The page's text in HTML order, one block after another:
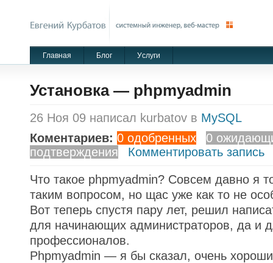
Главная Блог Уcлуги
Установка — phpmyadmin
26 Ноя 09 написал kurbatov в MySQL
Коментариев: 0 одобренных
0
подтверждения
Комментировать запись
Что такое phpmyadmin? Совсем давно я
таким вопросом, но щас уже как то не
Вот теперь спустя пару лет, решил
для начинающих администраторов, да и
профессионалов.
Phpmyadmin — я бы сказал, очень